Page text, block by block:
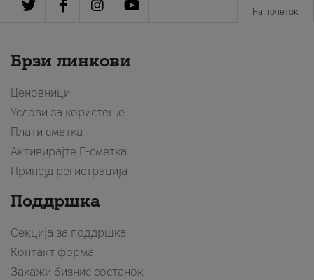
На почеток
Брзи линкови
Ценовници
Услови за користење
Плати сметка
Активирајте Е-сметка
Припејд регистрација
Поддршка
Секција за поддршка
Контакт форма
Закажи бизнис состанок